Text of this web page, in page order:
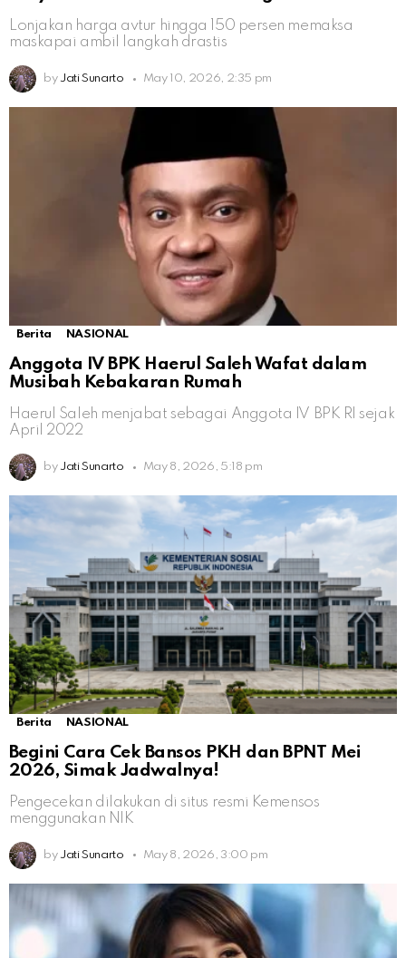
Lonjakan harga avtur hingga 150 persen memaksa
maskapai ambil langkah drastis
by Jati Sunarto May 10, 2026, 2:35 pm
Berita NASIONAL
Anggota IV BPK Haerul Saleh Wafat dalam
Musibah Kebakaran Rumah
Haerul Saleh menjabat sebagai Anggota IV BPK RI sejak
April 2022
by Jati Sunarto May 8, 2026, 5:18 pm
Berita NASIONAL
Begini Cara Cek Bansos PKH dan BPNT Mei
2026, Simak Jadwalnya!
Pengecekan dilakukan di situs resmi Kemensos
menggunakan NIK
by Jati Sunarto May 8, 2026, 3:00 pm